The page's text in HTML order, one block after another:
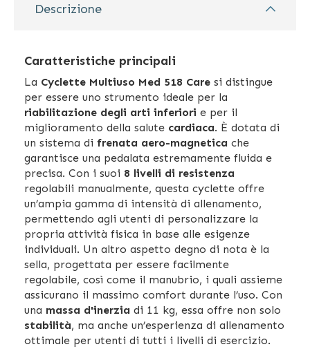
Descrizione
Caratteristiche principali
La Cyclette Multiuso Med 518 Care si distingue
per essere uno strumento ideale per la
riabilitazione degli arti inferiori e per il
miglioramento della salute cardiaca. È dotata di
un sistema di frenata aero-magnetica che
garantisce una pedalata estremamente fluida e
precisa. Con i suoi 8 livelli di resistenza
regolabili manualmente, questa cyclette offre
un’ampia gamma di intensità di allenamento,
permettendo agli utenti di personalizzare la
propria attività fisica in base alle esigenze
individuali. Un altro aspetto degno di nota è la
sella, progettata per essere facilmente
regolabile, così come il manubrio, i quali assieme
assicurano il massimo comfort durante l’uso. Con
una massa d'inerzia di 11 kg, essa offre non solo
stabilità, ma anche un’esperienza di allenamento
ottimale per utenti di tutti i livelli di esercizio.